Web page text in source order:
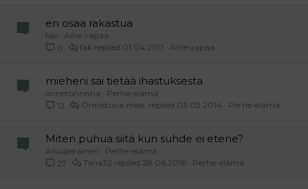
en osaa rakastua
fak
Aihe vapaa
0
Aihe vapaa
01.04.2011
fak
mieheni sai tietää ihastuksesta
onnetonnnna
Perhe-elämä
12
Perhe-elämä
03.03.2014
Onnistuva mies.
Miten puhua siitä kun suhde ei etene?
Alkuperäinen
Perhe-elämä
27
Perhe-elämä
28.06.2016
Tiina32